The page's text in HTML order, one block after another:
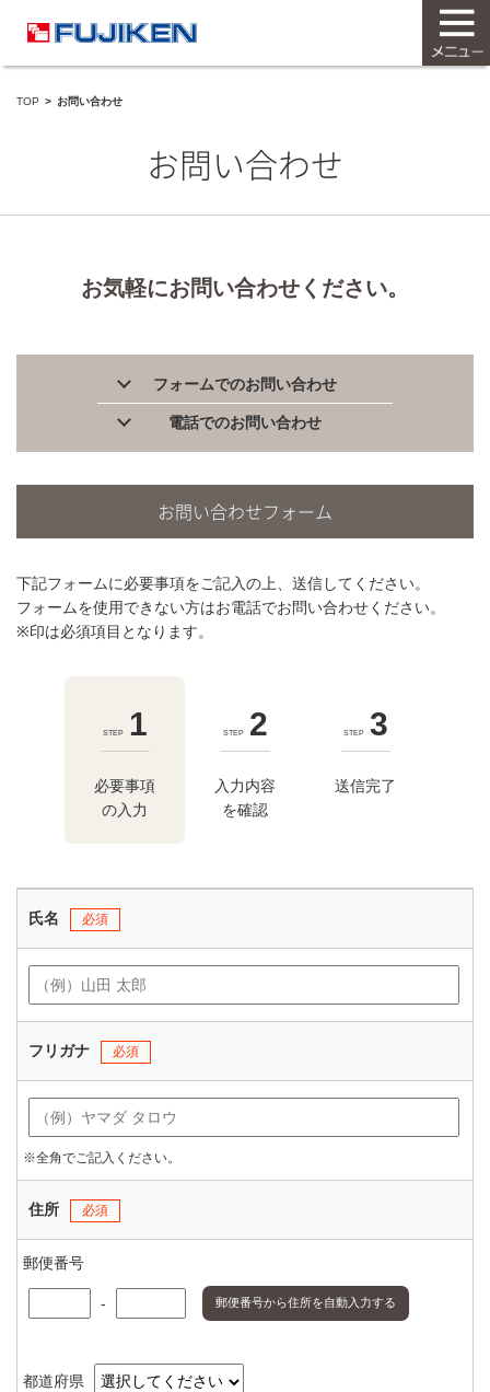
TOP お問い合わせ
お問い合わせ
お気軽にお問い合わせください。
フォームでのお問い合わせ
電話でのお問い合わせ
お問い合わせフォーム
下記フォームに必要事項をご記入の上、送信してください。
フォームを使用できない方はお電話でお問い合わせください。
※印は必須項目となります。
STEP 1
必要事項
の入力
STEP 2
入力内容
を確認
STEP 3
送信完了
氏名 必須
フリガナ 必須
※全角でご記入ください。
住所 必須
郵便番号
- 郵便番号から住所を自動入力する
都道府県